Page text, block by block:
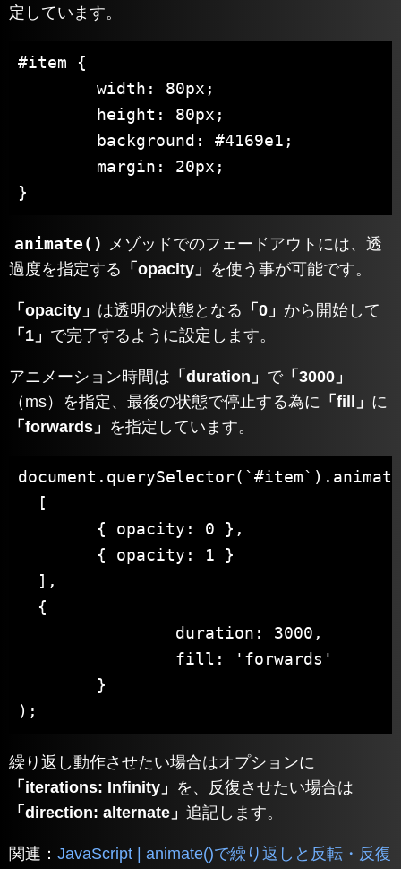
定しています。
#item {
}
animate() メゾッドでのフェードアウトには、透
過度を指定する 「opacity」 を使う事が可能です。
「opacity」 は透明の状態となる 「0」 から開始して
「1」 で完了するように設定します。
アニメーション時間は 「duration」 で「3000」
（ms）を指定、最後の状態で停止する為に 「fill」 に
「forwards」 を指定しています。
  [
  ],
  {
);
繰り返し動作させたい場合はオプションに
「iterations: Infinity」 を、反復させたい場合は
「direction: alternate」 追記します。
関連： JavaScript | animate()で繰り返しと反転・反復